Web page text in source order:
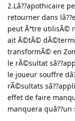
2.Lâ??apothicaire
retourner dans
peut Ãªtre utilisÃ©
ait Ã©tÃ©
transformÃ© en
le rÃ©sultat
le joueur souffre
rÃ©sultats
effet de faire
manquera quâ??un